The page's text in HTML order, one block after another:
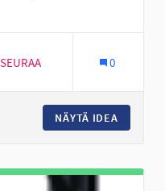
Seinäjoki
2 SEURAAJAA
SEURAA 0
NÄYTÄ IDEA